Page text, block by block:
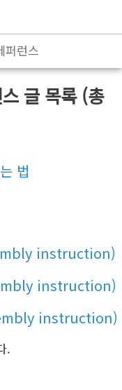
퍼런스
글 목록 (총
법
instruction)
instruction)
instruction)
.